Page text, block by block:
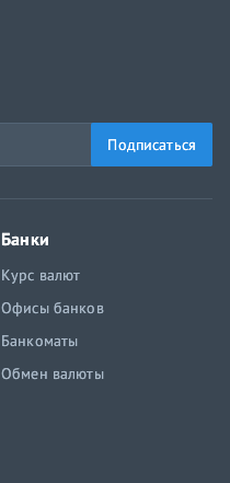
Подписаться
Банки
Курс валют
Офисы банков
Банкоматы
Обмен валюты